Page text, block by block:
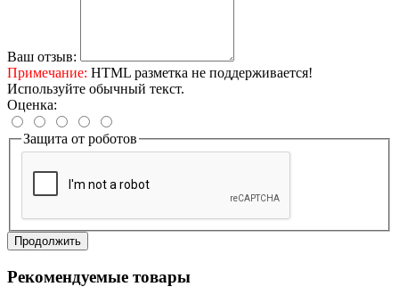
Ваш отзыв:
Примечание: HTML разметка не поддерживается!
Используйте обычный текст.
Оценка:
Защита от роботов
Продолжить
Рекомендуемые товары